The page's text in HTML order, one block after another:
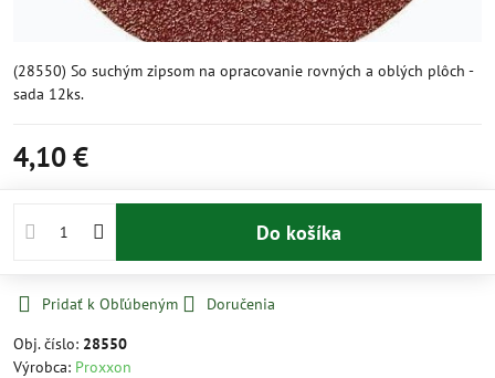
(28550) So suchým zipsom na opracovanie rovných a oblých plôch -
sada 12ks.
4,10 €
Do košíka
Pridať k Obľúbeným
Doručenia
Obj. číslo: 28550
Výrobca: Proxxon